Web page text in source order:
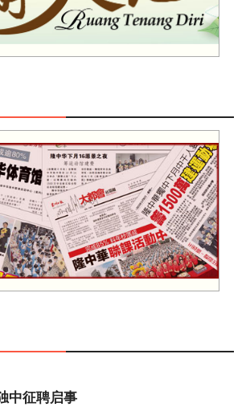
中征聘启事